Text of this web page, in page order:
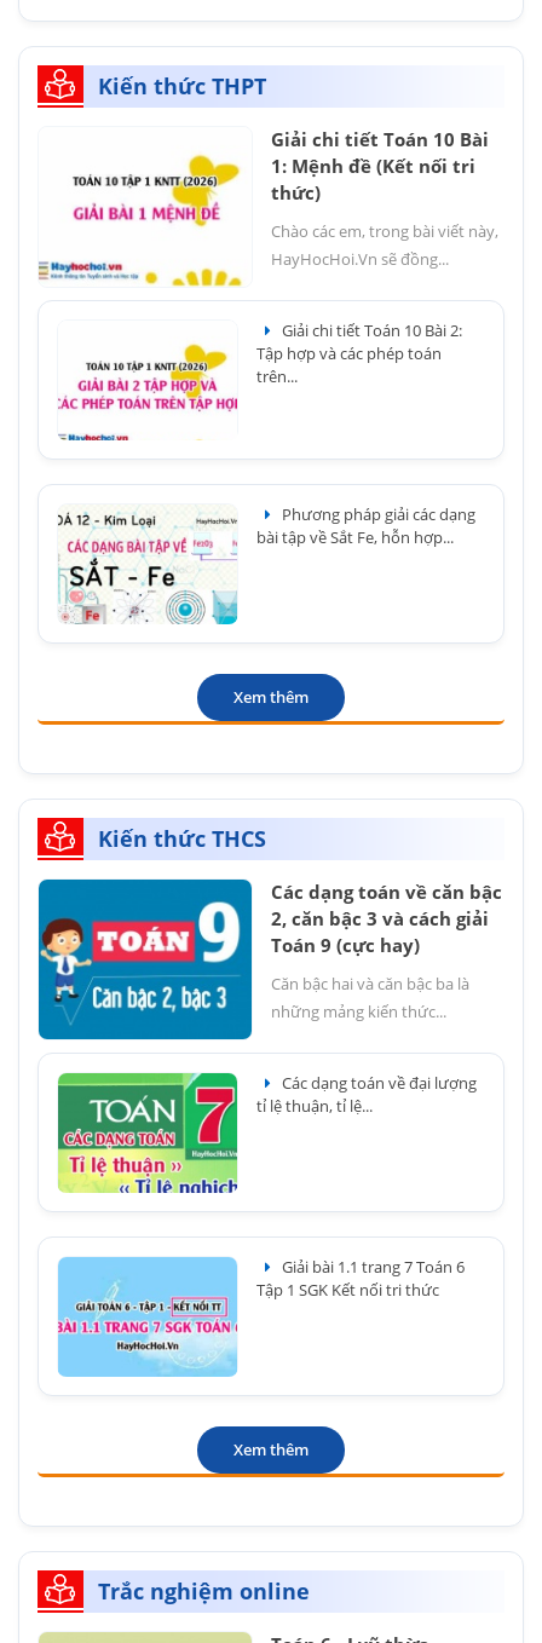
Kiến thức THPT
Giải chi tiết Toán 10 Bài
1: Mệnh đề (Kết nối tri
thức)
Chào các em, trong bài viết này,
HayHocHoi.Vn sẽ đồng...
Giải chi tiết Toán 10 Bài 2:
Tập hợp và các phép toán
trên...
Phương pháp giải các dạng
bài tập về Sắt Fe, hỗn hợp...
Xem thêm
Kiến thức THCS
Các dạng toán về căn bậc
2, căn bậc 3 và cách giải
Toán 9 (cực hay)
Căn bậc hai và căn bậc ba là
những mảng kiến thức...
Các dạng toán về đại lượng
tỉ lệ thuận, tỉ lệ...
Giải bài 1.1 trang 7 Toán 6
Tập 1 SGK Kết nối tri thức
Xem thêm
Trắc nghiệm online